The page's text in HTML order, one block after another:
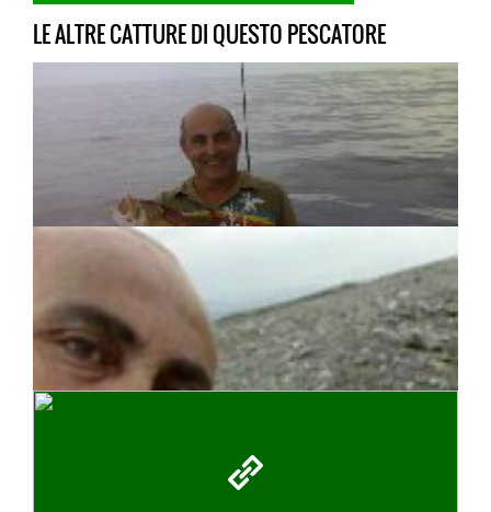
LE ALTRE CATTURE DI QUESTO PESCATORE